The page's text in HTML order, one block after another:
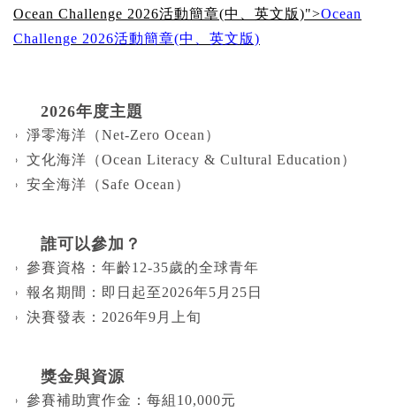
Ocean Challenge 2026活動簡章(中、英文版)">Ocean
Challenge 2026活動簡章(中、英文版)
2026年度主題
淨零海洋（Net-Zero Ocean）
文化海洋（Ocean Literacy & Cultural Education）
安全海洋（Safe Ocean）
誰可以參加？
參賽資格：年齡12-35歲的全球青年
報名期間：即日起至2026年5月25日
決賽發表：2026年9月上旬
獎金與資源
參賽補助實作金：每組10,000元